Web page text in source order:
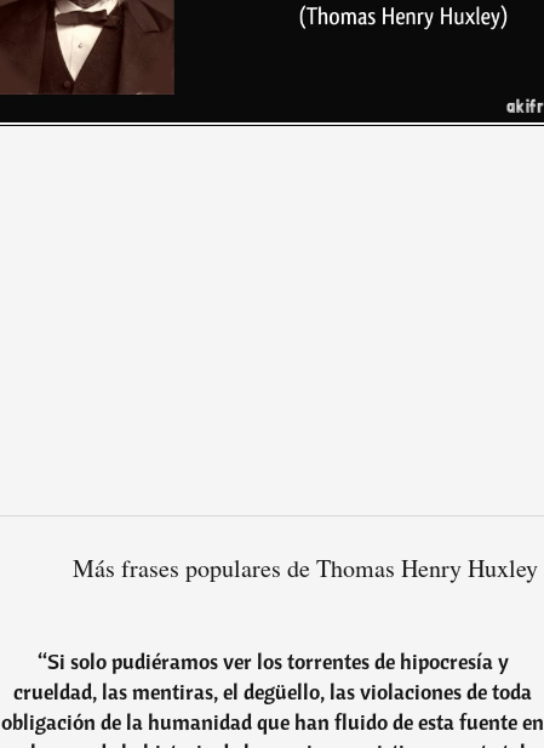
Más frases populares de Thomas Henry Huxley
“Si solo pudiéramos ver los torrentes de hipocresía y
crueldad, las mentiras, el degüello, las violaciones de toda
obligación de la humanidad que han fluido de esta fuente en